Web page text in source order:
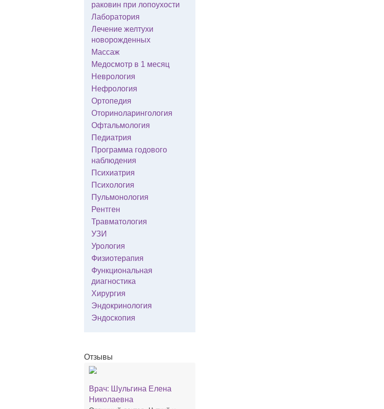
раковин при лопоухости
Лаборатория
Лечение желтухи
новорожденных
Массаж
Медосмотр в 1 месяц
Неврология
Нефрология
Ортопедия
Оториноларингология
Офтальмология
Педиатрия
Программа годового
наблюдения
Психиатрия
Психология
Пульмонология
Рентген
Травматология
УЗИ
Урология
Физиотерапия
Функциональная
диагностика
Хирургия
Эндокринология
Эндоскопия
Отзывы
Врач: Шульгина Елена
Николаевна